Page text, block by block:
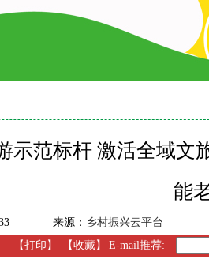
示范标杆 激活全域
能
来源： 乡村振兴云平台
【打印 】 【收藏】 E-mail推荐: